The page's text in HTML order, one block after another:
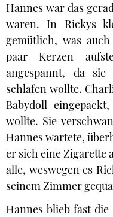
Hannes war das
waren. In Rickys
gemütlich, was
paar Kerzen
angespannt, da
schlafen wollte.
Babydoll
wollte. Sie
Hannes wartete,
er sich eine Zigarette
alle, weswegen es
seinem Zimmer
Hannes blieb fast die